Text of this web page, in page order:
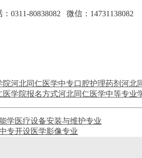
0311-80838082 微信：14731138082
院河北同仁医学中专口腔护理药剂 河北
医学院报名方式河北同仁医学中等专业
学医疗设备安装与维护专业
专开设医学影像专业